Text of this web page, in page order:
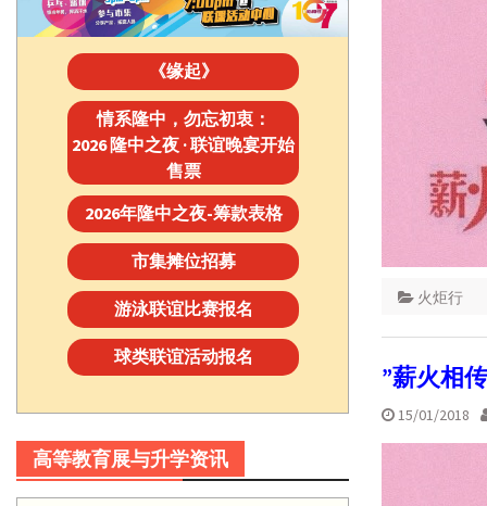
火炬行
”薪火相
15/01/2018
《缘起》
情系隆中，勿忘初衷：
2026 隆中之夜 · 联谊晚宴开始
售票
2026年隆中之夜-筹款表格
市集摊位招募
游泳联谊比赛报名
球类联谊活动报名
高等教育展与升学资讯